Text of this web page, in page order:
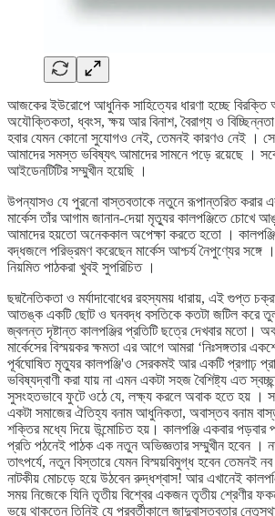
আজকের ইউরোপে আধুনিক সাহিত্যের ধারণা হচ্ছে বিরক্তি
অযৌক্তিকতা, ধ্বংস, ক্ষয় আর বিনাশ, বৈরাগ্য ও
হবার যেমন কোনো সুযোগও নেই, তেমনই কারণও নেই ।
আমাদের সমস্ত ভবিষ্যৎ আমাদের সামনে পড়ে রয়েছে ।
আইডেনটিটির সম্মুখীন হয়েছি ।
উপন্যাসও যে পুরনো বাস্তবতাকে নতুনে রূপান্তরিত করার
মার্কেস তাঁর আগাম জানান-দেয়া মৃত্যুর কালপঞ্জিতে চোখে
আমাদের হয়তো অনেককাল অপেক্ষা করতে হতো ।
বদ্ধজলে পরিভ্রমণ করেছেন মার্কেস আশ্চর্য নৈপুণ্যের সঙ্গে
নিয়মিত পাঠকরা খুবই সুপরিচিত ।
ছদ্মনৈতিকতা ও মর্যাদাবোধের রহস্যময় ধারায়, এই গুপ্ত
আতঙ্ক একটি ছোট ও ঘনবদ্ধ বসতিকে কতটা জটিল করে
জ্বলন্ত দৃষ্টান্ত কালপঞ্জির প্রতিটি ছত্রে দেখবার মতো।
মার্কেসের বিস্ময়কর ক্ষমতা এর আগে আমরা ‘নিঃসঙ্গতার
পূর্বঘোষিত মৃত্যুর কালপঞ্জি'ও সেরকমই আর একটি প্রগাঢ়
ভবিষ্যদ্বাণী করা যায় না এমন একটা সহজ বৈশিষ্ট্য এত
সুসংহতভাবে ফুটে ওঠে যে, লক্ষ্য করলে অবাক হতে হয় ।
একটা সমাজের ঐতিহ্য বনাম আধুনিকতা, অবাস্তব বনাম
শক্তির মধ্যে দিয়ে উন্মোচিত হয়। কালপঞ্জি একবার পড়বার
প্রতি পঠনেই পাঠক এক নতুন অভিজ্ঞতার সম্মুখীন হবেন ।
তাৎপর্যে, নতুন বিস্তারে যেমন বিস্ময়বিমুগ্ধ হবেন তেমনই
নাটকীয় মোচড়ে হয়ে উঠবেন রুদ্ধশ্বাস! আর এখানেই
সময় নিজেকে যিনি তৃতীয় বিশ্বের একজন তৃতীয় শ্রেণীর
ভয়ে থাকতেন তিনিই যে পরবর্তীকালে জাদুবাস্তবতার